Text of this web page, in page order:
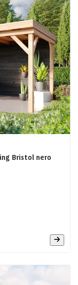
Bristol nero